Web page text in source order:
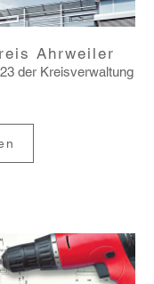
Ahrweiler
der Kreis­ver­wal­tung